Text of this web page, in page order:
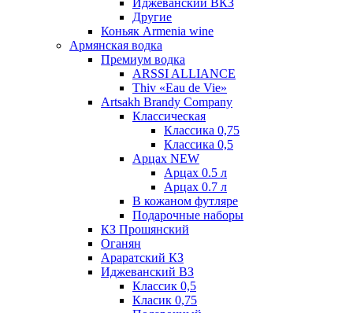
Иджеванский ВКЗ
Другие
Коньяк Armenia wine
Армянская водка
Премиум водка
ARSSI ALLIANCE
Thiv «Eau de Vie»
Artsakh Brandy Company
Классическая
Классика 0,75
Классика 0,5
Арцах NEW
Арцах 0.5 л
Арцах 0.7 л
В кожаном футляре
Подарочные наборы
КЗ Прошянский
Оганян
Араратский КЗ
Иджеванский ВЗ
Классик 0,5
Класик 0,75